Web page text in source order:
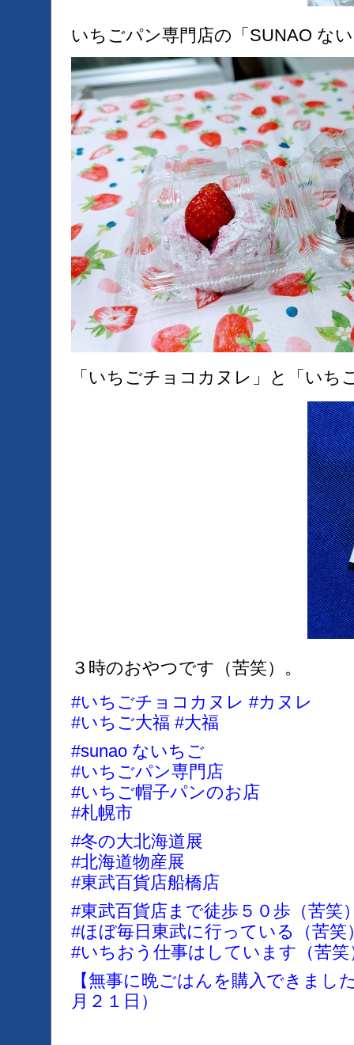
いちごパン専門店の「SUNAO な
「いちごチョコカヌレ」と「いち
３時のおやつです（苦笑）。
#いちごチョコカヌレ #カヌレ
#いちご大福 #大福
#sunao ないちご
#いちごパン専門店
#いちご帽子パンのお店
#札幌市
#冬の大北海道展
#北海道物産展
#東武百貨店船橋店
#東武百貨店まで徒歩５０歩（苦笑
#ほぼ毎日東武に行っている（苦笑
#いちおう仕事はしています（苦笑
【無事に晩ごはんを購入できまし
月２１日）